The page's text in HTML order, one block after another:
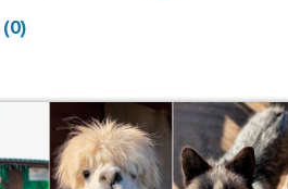
(0)